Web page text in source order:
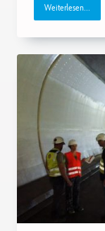
Weiterlesen...